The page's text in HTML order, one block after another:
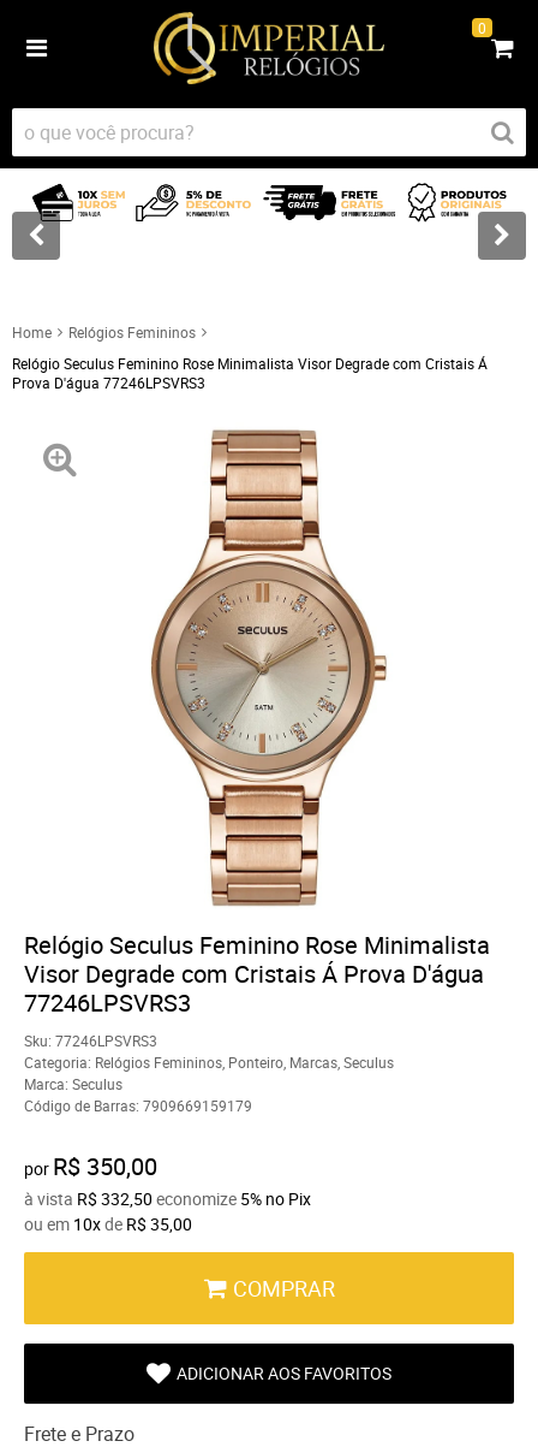
0
Home
Relógios Femininos
Relógio Seculus Feminino Rose Minimalista Visor Degrade com Cristais Á
Prova D'água 77246LPSVRS3
Relógio Seculus Feminino Rose Minimalista
Visor Degrade com Cristais Á Prova D'água
77246LPSVRS3
Sku: 77246LPSVRS3
Categoria: Relógios Femininos Ponteiro Marcas Seculus
Marca: Seculus
Código de Barras: 7909669159179
por R$ 350,00
à vista R$ 332,50 economize 5% no Pix
ou em 10xde R$ 35,00
COMPRAR
ADICIONAR AOS FAVORITOS
Frete e Prazo